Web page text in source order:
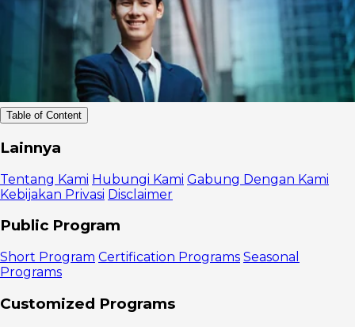
Table of Content
Fungsi
Financial
Management
dalam
Perusahaan
Cara
Meningkatkan
Financial
Management
untuk
Pencapaian
Tujuan
Lainnya
Tentang Kami Hubungi Kami Gabung Dengan Kami
Kebijakan Privasi Disclaimer
Public Program
Short Program Certification Programs Seasonal
Programs
Customized Programs